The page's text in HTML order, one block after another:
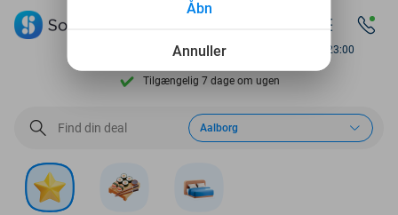
Se flere end 15.000 deals
Tilgængelig 7 dage om ugen
10+ millioner medlemmer
Se flere end 15.000 deals
Available until 23:00
Aalborg
Annuller
Åbn